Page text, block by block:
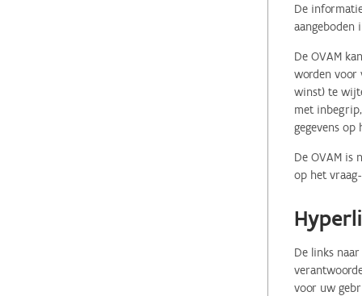
De
aangeboden
De OVAM
worden voor
winst) te
met
gegevens
De OVAM is
op het
De links
voor uw